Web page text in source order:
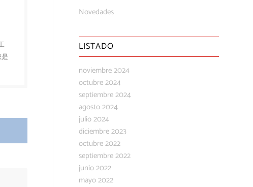
Novedades
LISTADO
noviembre 2024
octubre 2024
septiembre 2024
agosto 2024
julio 2024
diciembre 2023
octubre 2022
septiembre 2022
junio 2022
mayo 2022